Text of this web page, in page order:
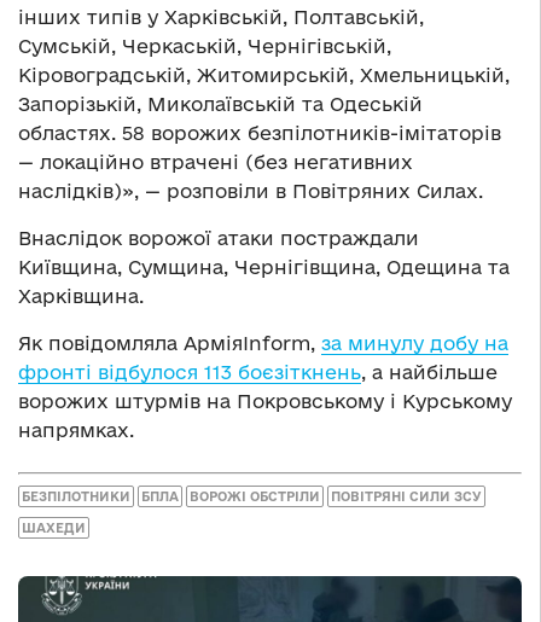
інших типів у Харківській, Полтавській,
Сумській, Черкаській, Чернігівській,
Кіровоградській, Житомирській, Хмельницькій,
Запорізькій, Миколаївській та Одеській
областях. 58 ворожих безпілотників-імітаторів
— локаційно втрачені (без негативних
наслідків)», — розповіли в Повітряних Силах.
Внаслідок ворожої атаки постраждали
Київщина, Сумщина, Чернігівщина, Одещина та
Харківщина.
Як повідомляла АрміяInform, за минулу добу на
фронті відбулося 113 боєзіткнень, а найбільше
ворожих штурмів на Покровському і Курському
напрямках.
БЕЗПІЛОТНИКИ БПЛА ВОРОЖІ ОБСТРІЛИ ПОВІТРЯНІ СИЛИ ЗСУ
ШАХЕДИ